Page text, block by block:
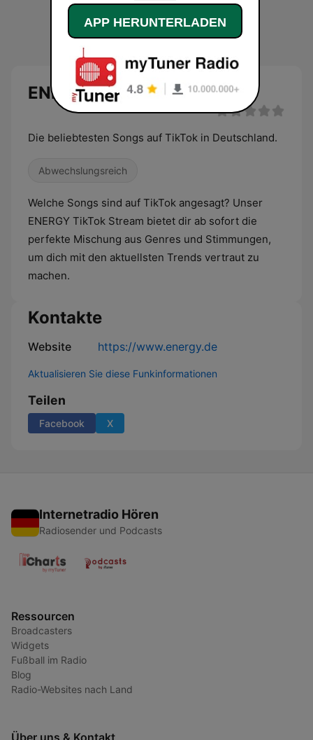
ENERGY TikTok Live
Die beliebtesten Songs auf TikTok in Deutschland.
Abwechslungsreich
Welche Songs sind auf TikTok angesagt? Unser
ENERGY TikTok Stream bietet dir ab sofort die
perfekte Mischung aus Genres und Stimmungen,
um dich mit den aktuellsten Trends vertraut zu
machen.
Kontakte
Website https://www.energy.de
Aktualisieren Sie diese Funkinformationen
Teilen
Facebook X
Internetradio Hören
Radiosender und Podcasts
Ressourcen
Broadcasters
Widgets
Fußball im Radio
Blog
Radio-Websites nach Land
Über uns & Kontakt
APP HERUNTERLADEN